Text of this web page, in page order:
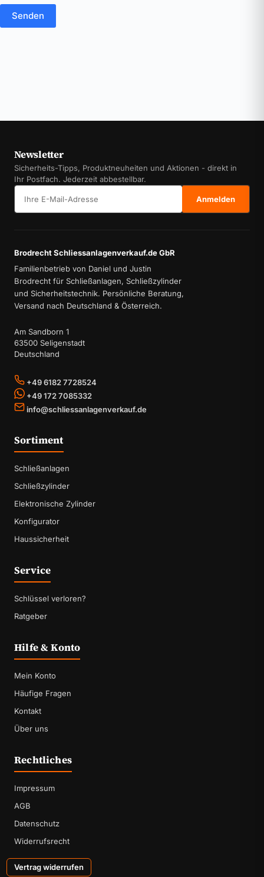
Senden
Newsletter
Sicherheits-Tipps, Produktneuheiten und Aktionen - direkt in
Ihr Postfach. Jederzeit abbestellbar.
Anmelden
Brodrecht Schliessanlagenverkauf.de GbR
Familienbetrieb von Daniel und Justin
Brodrecht für Schließanlagen, Schließzylinder
und Sicherheitstechnik. Persönliche Beratung,
Versand nach Deutschland & Österreich.
Am Sandborn 1
63500 Seligenstadt
Deutschland
+49 6182 7728524
+49 172 7085332
info@schliessanlagenverkauf.de
Sortiment
Schließanlagen
Schließzylinder
Elektronische Zylinder
Konfigurator
Haussicherheit
Service
Schlüssel verloren?
Ratgeber
Hilfe & Konto
Mein Konto
Häufige Fragen
Kontakt
Über uns
Rechtliches
Impressum
AGB
Datenschutz
Widerrufsrecht
Vertrag widerrufen